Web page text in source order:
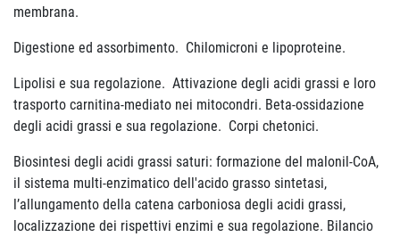
membrana.
Digestione ed assorbimento. Chilomicroni e lipoproteine.
Lipolisi e sua regolazione. Attivazione degli acidi grassi e loro
trasporto carnitina-mediato nei mitocondri. Beta-ossidazione
degli acidi grassi e sua regolazione. Corpi chetonici.
Biosintesi degli acidi grassi saturi: formazione del malonil-CoA,
il sistema multi-enzimatico dell'acido grasso sintetasi,
l’allungamento della catena carboniosa degli acidi grassi,
localizzazione dei rispettivi enzimi e sua regolazione. Bilancio